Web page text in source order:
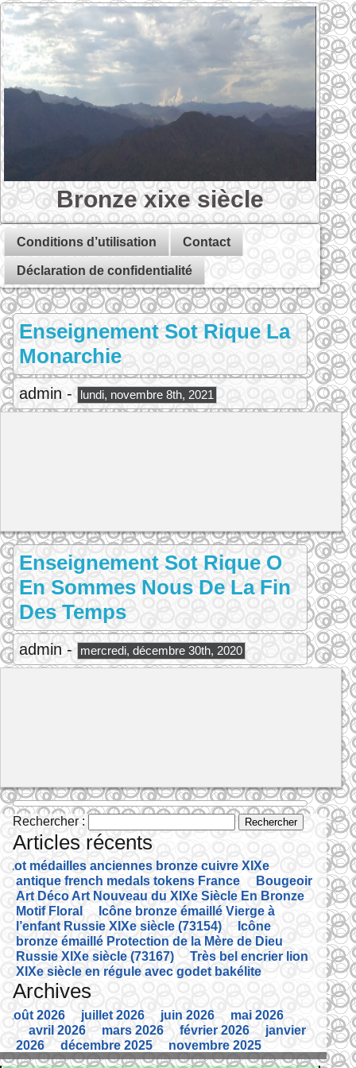
Bronze xixe siècle
Conditions d’utilisation Contact
Déclaration de confidentialité
Enseignement Sot Rique La
Monarchie
admin - lundi, novembre 8th, 2021
Enseignement Sot Rique O
En Sommes Nous De La Fin
Des Temps
admin - mercredi, décembre 30th, 2020
Rechercher :
Articles récents
Lot médailles anciennes bronze cuivre XIXe
antique french medals tokens France
Bougeoir
Art Déco Art Nouveau du XIXe Siècle En Bronze
Motif Floral
Icône bronze émaillé Vierge à
l’enfant Russie XIXe siècle (73154)
Icône
bronze émaillé Protection de la Mère de Dieu
Russie XIXe siècle (73167)
Très bel encrier lion
XIXe siècle en régule avec godet bakélite
Archives
août 2026 juillet 2026 juin 2026
mai 2026
avril 2026
mars 2026 février 2026
janvier
2026
décembre 2025
novembre 2025
octobre 2025
septembre 2025 août 2025